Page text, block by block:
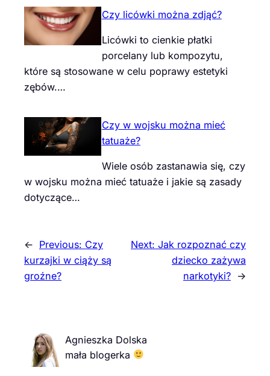
Czy licówki można zdjąć?
Licówki to cienkie płatki
porcelany lub kompozytu,
które są stosowane w celu poprawy estetyki
zębów.…
Czy w wojsku można mieć
tatuaże?
Wiele osób zastanawia się, czy
w wojsku można mieć tatuaże i jakie są zasady
dotyczące…
← Previous: Czy
kurzajki w ciąży są
groźne?
Next: Jak rozpoznać czy
dziecko zażywa
narkotyki? →
Agnieszka Dolska
mała blogerka